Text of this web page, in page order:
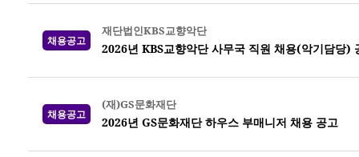
채용공고
재단법인KBS교향악단
2026년 KBS교향악단 사무국 직원 채용(악기담당)
채용공고
(재)GS문화재단
2026년 GS문화재단 하우스 부매니저 채용 공고